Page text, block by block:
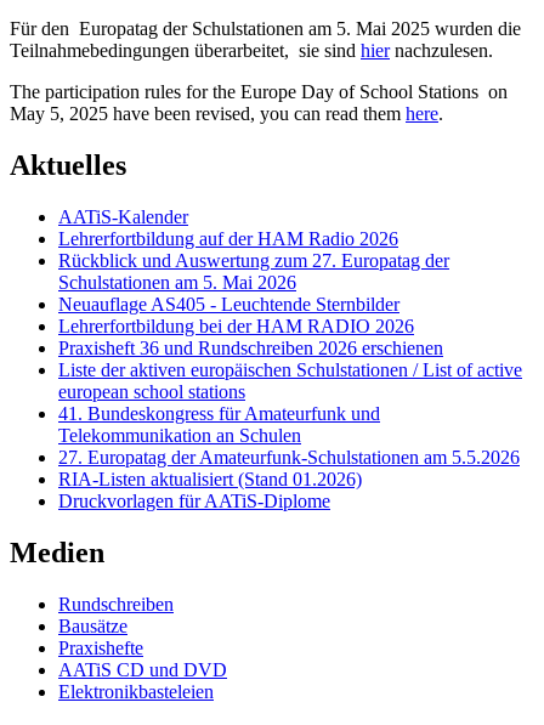
Für den Europatag der Schulstationen am 5. Mai 2025 wurden die
Teilnahmebedingungen überarbeitet, sie sind hiernachzulesen.
The participation rules for the Europe Day of School Stations on
May 5, 2025 have been revised, you can read them here.
Aktuelles
AATiS-Kalender
Lehrerfortbildung auf der HAM Radio 2026
Rückblick und Auswertung zum 27. Europatag der
Schulstationen am 5. Mai 2026
Neuauflage AS405 - Leuchtende Sternbilder
Lehrerfortbildung bei der HAM RADIO 2026
Praxisheft 36 und Rundschreiben 2026 erschienen
Liste der aktiven europäischen Schulstationen / List of active
european school stations
41. Bundeskongress für Amateurfunk und
Telekommunikation an Schulen
27. Europatag der Amateurfunk-Schulstationen am 5.5.2026
RIA-Listen aktualisiert (Stand 01.2026)
Druckvorlagen für AATiS-Diplome
Medien
Rundschreiben
Bausätze
Praxishefte
AATiS CD und DVD
Elektronikbasteleien